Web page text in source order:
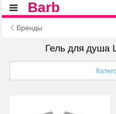
Barb
Бренды
Гель для душа